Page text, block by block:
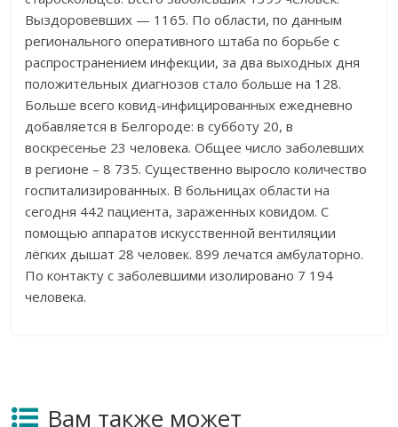
Выздоровевших — 1165. По области, по данным
регионального оперативного штаба по борьбе с
распространением инфекции, за два выходных дня
положительных диагнозов стало больше на 128.
Больше всего ковид-инфицированных ежедневно
добавляется в Белгороде: в субботу 20, в
воскресенье 23 человека. Общее число заболевших
в регионе – 8 735. Существенно выросло количество
госпитализированных. В больницах области на
сегодня 442 пациента, зараженных ковидом. С
помощью аппаратов искусственной вентиляции
лёгких дышат 28 человек. 899 лечатся амбулаторно.
По контакту с заболевшими изолировано 7 194
человека.
Вам также может